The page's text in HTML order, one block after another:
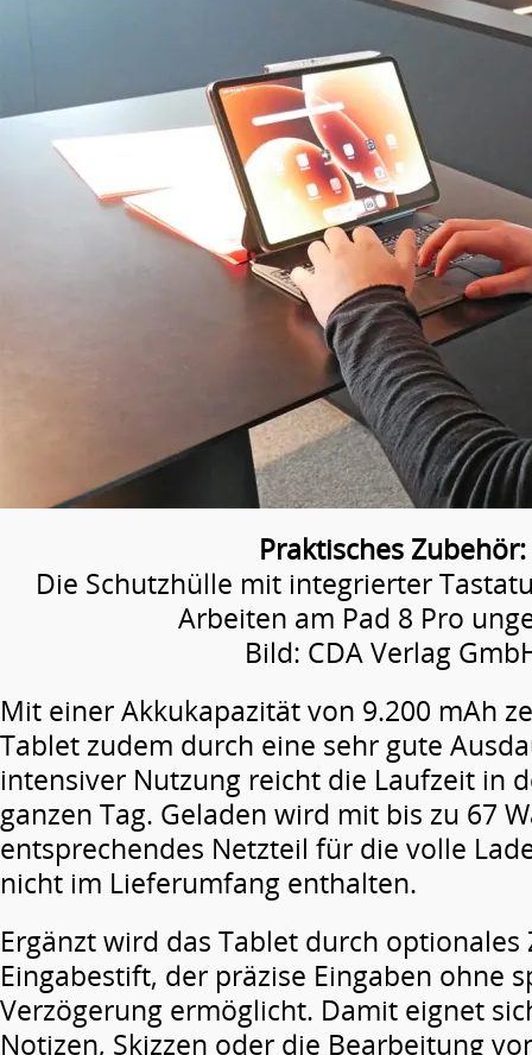
Praktisches Zubehör:
Die Schutzhülle mit integrierter
Arbeiten am Pad 8 Pro
Bild: CDA Verlag
Mit einer Akkukapazität von 9.200 mAh
Tablet zudem durch eine sehr gute
intensiver Nutzung reicht die Laufzeit in
ganzen Tag. Geladen wird mit bis zu 67
entsprechendes Netzteil für die volle
nicht im Lieferumfang enthalten.
Ergänzt wird das Tablet durch
Eingabestift, der präzise Eingaben ohne
Verzögerung ermöglicht. Damit eignet
Notizen, Skizzen oder die Bearbeitung